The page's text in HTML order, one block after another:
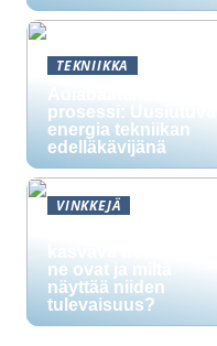
TEKNIIKKA
prosessi: Uusiutuva
energia tekniikan
edelläkävijänä
VINKKEJÄ
ne ovat ja miltä
näyttää niiden
tulevaisuus?